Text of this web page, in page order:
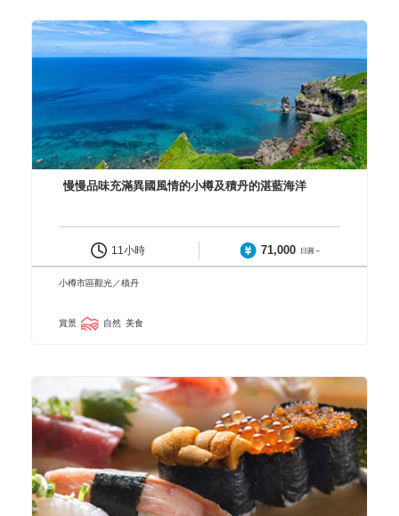
慢慢品味充滿異國風情的小樽及積丹的湛藍海洋
11小時 71,000 日圓～
小樽市區觀光／積丹
賞景 自然 美食